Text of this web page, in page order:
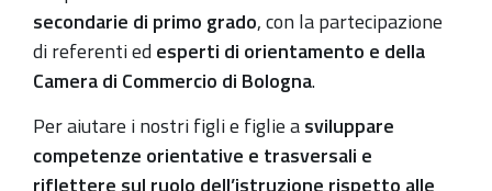
media
2022-
11-
05T10:00:00+01:00
2022-
11-
secondarie di primo grado, con la partecipazione
di referenti ed esperti di orientamento e della
Camera di Commercio di Bologna.
Per aiutare i nostri figli e figlie asviluppare
competenze orientative e trasversali e
riflettere sul ruolo dell’istruzione rispetto alle